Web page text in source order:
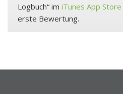
Logbuch“ im iTunes App Store
erste Bewertung.